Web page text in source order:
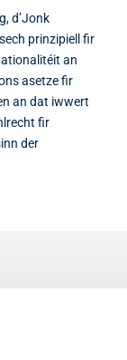
d’Jonk
prinzipiell fir
an
asetze fir
an dat iwwert
fir
der